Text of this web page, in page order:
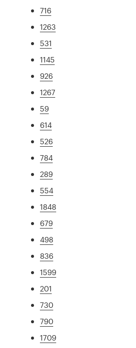
716
1263
531
1145
926
1267
59
614
526
784
289
554
1848
679
498
836
1599
201
730
790
1709